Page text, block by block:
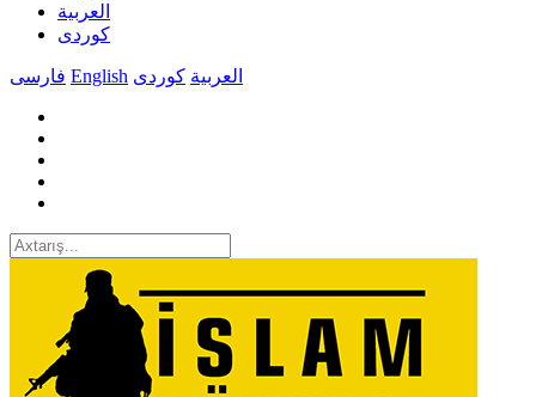
العربیة
کوردی
فارسی English العربیة کوردی